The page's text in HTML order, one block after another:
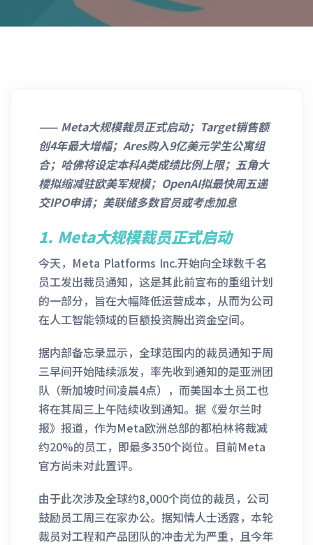
——Meta大规模裁员正式启动；Target销售额
创4年最大增幅；Ares购入9亿美元学生公寓组
合；哈佛将设定本科A类成绩比例上限；五角大
楼拟缩减驻欧美军规模；OpenAI拟最快周五递
交IPO申请；美联储多数官员或考虑加息
1. Meta大规模裁员正式启动
今天，Meta Platforms Inc.开始向全球数千名
员工发出裁员通知，这是其此前宣布的重组计划
的一部分，旨在大幅降低运营成本，从而为公司
在人工智能领域的巨额投资腾出资金空间。
据内部备忘录显示，全球范围内的裁员通知于周
三早间开始陆续派发，率先收到通知的是亚洲团
队（新加坡时间凌晨4点），而美国本土员工也
将在其周三上午陆续收到通知。据《爱尔兰时
报》报道，作为Meta欧洲总部的都柏林将裁减
约20%的员工，即最多350个岗位。目前Meta
官方尚未对此置评。
由于此次涉及全球约8,000个岗位的裁员，公司
鼓励员工周三在家办公。据知情人士透露，本轮
裁员对工程和产品团队的冲击尤为严重，且今年